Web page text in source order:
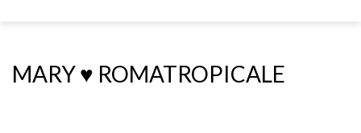
MARY ♥️ ROMATROPICALE